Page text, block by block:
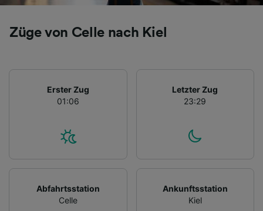
Züge von Celle nach Kiel
Erster Zug
01:06
Letzter Zug
23:29
Abfahrtsstation
Celle
Ankunftsstation
Kiel